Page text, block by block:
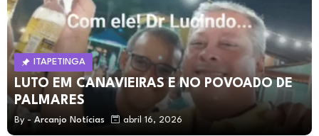
ITAPETINGA
LUTO EM CANAVIEIRAS E NO POVOADO DE
PALMARES
By - Arcanjo Notícias abril 16, 2026